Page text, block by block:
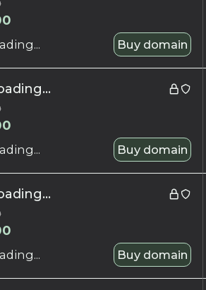
Buy domain
Buy domain
Buy domain